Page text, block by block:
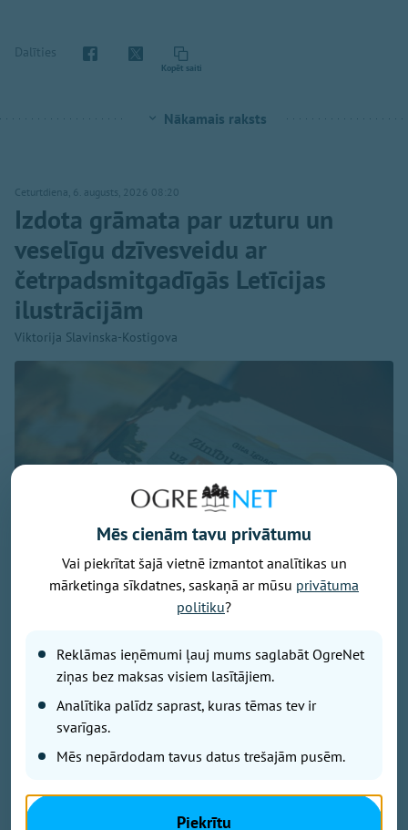
Dalīties
Kopēt saiti
Nākamais raksts
Ceturtdiena, 6. augusts, 2026 08:20
Izdota grāmata par uzturu un
veselīgu dzīvesveidu ar
četrpadsmitgadīgās Letīcijas
ilustrācijām
Viktorija Slavinska-Kostigova
"Mūsdienu steigā bērniem arvien biežāk pietrūkst
kustību, pilnvērtīga uztura, miega un vienkārši
grāmatas atvēršanas svētkos uzsvēra sertificētā
uztura speciāliste un uztura zinātniece Gita Ignace.
Mēs cienām tavu privātumu
Vai piekrītat šajā vietnē izmantot analītikas un
mārketinga sīkdatnes, saskaņā ar mūsu privātuma
politiku?
Reklāmas ieņēmumi ļauj mums saglabāt OgreNet
ziņas bez maksas visiem lasītājiem.
Analītika palīdz saprast, kuras tēmas tev ir
svarīgas.
Mēs nepārdodam tavus datus trešajām pusēm.
Piekrītu